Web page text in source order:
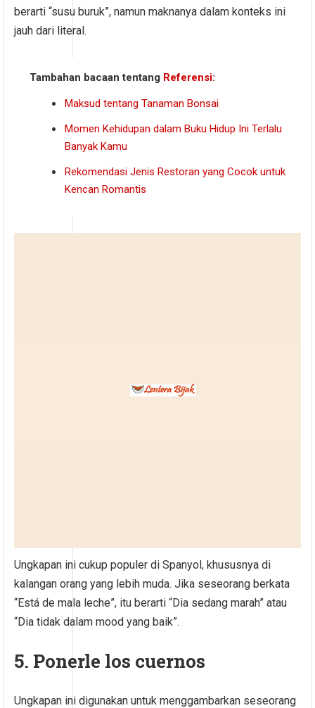
berarti “susu buruk”, namun maknanya dalam konteks ini
jauh dari literal.
Tambahan bacaan tentang Referensi:
Maksud tentang Tanaman Bonsai
Momen Kehidupan dalam Buku Hidup Ini Terlalu
Banyak Kamu
Rekomendasi Jenis Restoran yang Cocok untuk
Kencan Romantis
Ungkapan ini cukup populer di Spanyol, khususnya di
kalangan orang yang lebih muda. Jika seseorang berkata
“Está de mala leche”, itu berarti “Dia sedang marah” atau
“Dia tidak dalam mood yang baik”.
5. Ponerle los cuernos
Ungkapan ini digunakan untuk menggambarkan seseorang